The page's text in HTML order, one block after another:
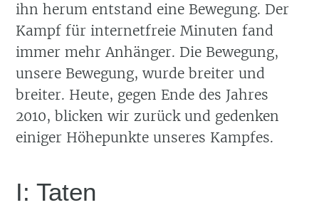
ihn herum entstand eine Bewegung. Der
Kampf für internetfreie Minuten fand
immer mehr Anhänger. Die Bewegung,
unsere Bewegung, wurde breiter und
breiter. Heute, gegen Ende des Jahres
2010, blicken wir zurück und gedenken
einiger Höhepunkte unseres Kampfes.
I: Taten